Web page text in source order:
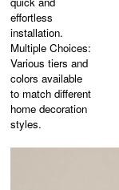
effortless
installation.
Multiple Choices:
Various tiers and
colors available
to match different
home decoration
styles.